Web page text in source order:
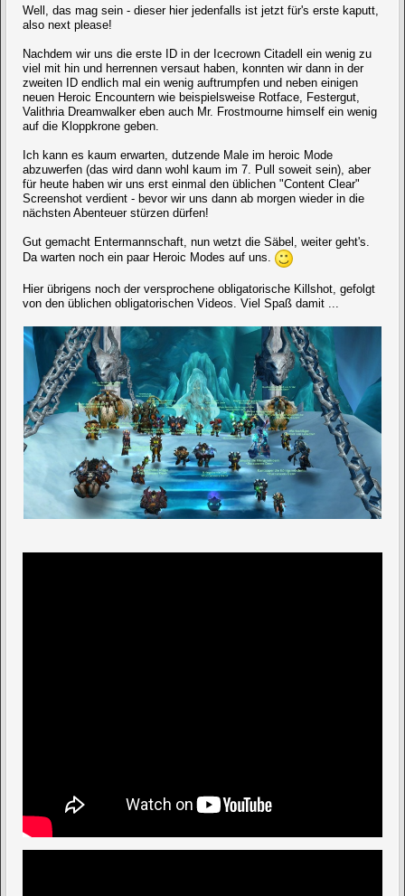
Well, das mag sein - dieser hier jedenfalls ist jetzt für's erste kaputt,
also next please!
Nachdem wir uns die erste ID in der Icecrown Citadell ein wenig zu
viel mit hin und herrennen versaut haben, konnten wir dann in der
zweiten ID endlich mal ein wenig auftrumpfen und neben einigen
neuen Heroic Encountern wie beispielsweise Rotface, Festergut,
Valithria Dreamwalker eben auch Mr. Frostmourne himself ein wenig
auf die Kloppkrone geben.
Ich kann es kaum erwarten, dutzende Male im heroic Mode
abzuwerfen (das wird dann wohl kaum im 7. Pull soweit sein), aber
für heute haben wir uns erst einmal den üblichen "Content Clear"
Screenshot verdient - bevor wir uns dann ab morgen wieder in die
nächsten Abenteuer stürzen dürfen!
Gut gemacht Entermannschaft, nun wetzt die Säbel, weiter geht's.
Da warten noch ein paar Heroic Modes auf uns.
Hier übrigens noch der versprochene obligatorische Killshot, gefolgt
von den üblichen obligatorischen Videos. Viel Spaß damit ...